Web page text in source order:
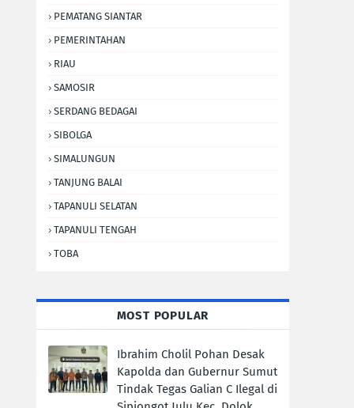
PEMATANG SIANTAR
PEMERINTAHAN
RIAU
SAMOSIR
SERDANG BEDAGAI
SIBOLGA
SIMALUNGUN
TANJUNG BALAI
TAPANULI SELATAN
TAPANULI TENGAH
TOBA
MOST POPULAR
Ibrahim Cholil Pohan Desak
Kapolda dan Gubernur Sumut
Tindak Tegas Galian C Ilegal di